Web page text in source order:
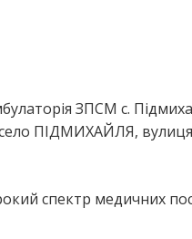
ЗПСМ с.
ПІДМИХАЙЛЯ, вулиця
спектр медичних